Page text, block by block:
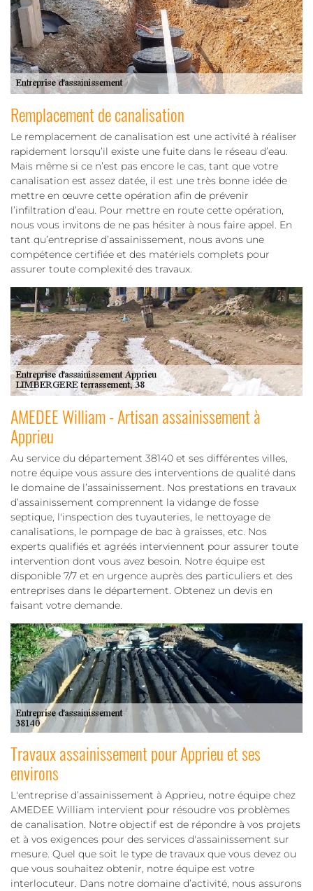
Remplacement de canalisation
Le remplacement de canalisation est une activité à réaliser
rapidement lorsqu’il existe une fuite dans le réseau d’eau.
Mais même si ce n’est pas encore le cas, tant que votre
canalisation est assez datée, il est une très bonne idée de
mettre en œuvre cette opération afin de prévenir
l’infiltration d’eau. Pour mettre en route cette opération,
nous vous invitons de ne pas hésiter à nous faire appel. En
tant qu’entreprise d’assainissement, nous avons une
compétence certifiée et des matériels complets pour
assurer toute complexité des travaux.
AMEDEE William - Artisan assainissement à
Apprieu
Au service du département 38140 et ses différentes villes,
notre équipe vous assure des interventions de qualité dans
le domaine de l’assainissement. Nos prestations en travaux
d’assainissement comprennent la vidange de fosse
septique, l'inspection des tuyauteries, le nettoyage de
canalisations, le pompage de bac à graisses, etc. Nos
experts qualifiés et agréés interviennent pour assurer toute
intervention dont vous avez besoin. Notre équipe est
disponible 7/7 et en urgence auprès des particuliers et des
entreprises dans le département. Obtenez un devis en
faisant votre demande.
Travaux assainissement pour Apprieu et ses
environs
L'entreprise d’assainissement à Apprieu, notre équipe chez
AMEDEE William intervient pour résoudre vos problèmes
de canalisation. Notre objectif est de répondre à vos projets
et à vos exigences pour des services d'assainissement sur
mesure. Quel que soit le type de travaux que vous devez ou
que vous souhaitez obtenir, notre équipe est votre
interlocuteur. Dans notre domaine d’activité, nous assurons